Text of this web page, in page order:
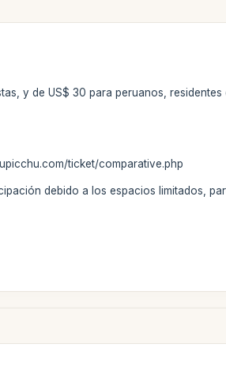
y de US$ 30 para peruanos,
ticket/comparative.php
debido a los espacios limitados,